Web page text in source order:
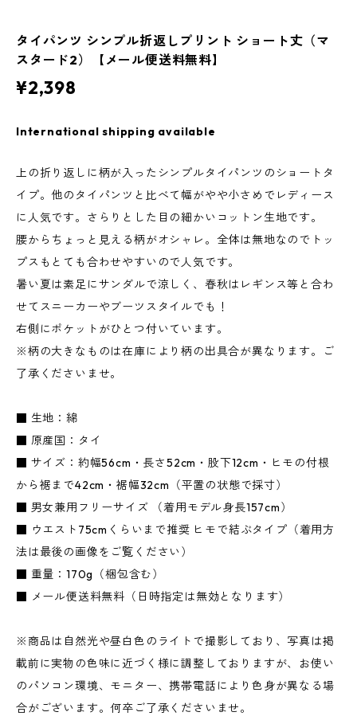
タイパンツ シンプル折返しプリント ショート丈（マ
スタード2）【メール便送料無料】
¥2,398
International shipping available
上の折り返しに柄が入ったシンプルタイパンツのショートタ
イプ。他のタイパンツと比べて幅がやや小さめでレディース
に人気です。さらりとした目の細かいコットン生地です。
腰からちょっと見える柄がオシャレ。全体は無地なのでトッ
プスもとても合わせやすいので人気です。
暑い夏は素足にサンダルで涼しく、春秋はレギンス等と合わ
せてスニーカーやブーツスタイルでも！
右側にポケットがひとつ付いています。
※柄の大きなものは在庫により柄の出具合が異なります。ご
了承くださいませ。
■ 生地：綿
■ 原産国：タイ
■ サイズ：約幅56cm・長さ52cm・股下12cm・ヒモの付根
から裾まで42cm・裾幅32cm（平置の状態で採寸）
■ 男女兼用フリーサイズ （着用モデル身長157cm）
■ ウエスト75cmくらいまで推奨 ヒモで結ぶタイプ（着用方
法は最後の画像をご覧ください）
■ 重量：170g（梱包含む）
■ メール便送料無料（日時指定は無効となります）
※商品は自然光や昼白色のライトで撮影しており、写真は掲
載前に実物の色味に近づく様に調整しておりますが、お使い
のパソコン環境、モニター、携帯電話により色身が異なる場
合がございます。何卒ご了承くださいませ。